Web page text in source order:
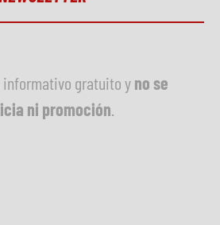
informativo gratuito yno se
ni promoción